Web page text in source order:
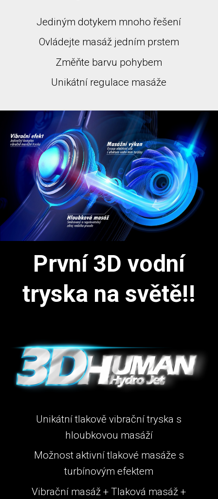
Jediným dotykem mnoho řešení
Ovládejte masáž jedním prstem
Změňte barvu pohybem
Unikátní regulace masáže
První 3D vodní
tryska na světě!!
Unikátní tlakově vibrační tryska s
hloubkovou masáží
Možnost aktivní tlakové masáže s
turbínovým efektem
Vibrační masáž + Tlaková masáž +